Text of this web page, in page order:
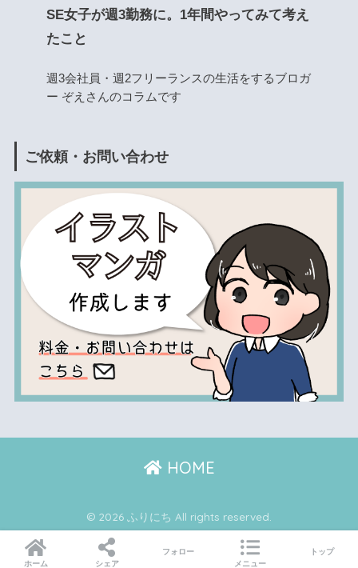
SE女子が週3勤務に。1年間やってみて考え
たこと
週3会社員・週2フリーランスの生活をするブロガ
ー ぞえさんのコラムです
ご依頼・お問い合わせ
HOME
© 2026 ふりにち All rights reserved.
ホーム シェア
フォロー
メニュー
トップ